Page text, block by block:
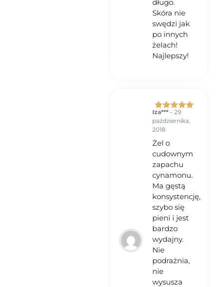
długo.
Skóra nie
swędzi jak
po innych
żelach!
Najlepszy!
Oceniono
na 5
Iza*** – 29
października,
2018
Żel o
cudownym
zapachu
cynamonu.
Ma gęstą
konsystencję,
szybo się
pieni i jest
bardzo
wydajny.
Nie
podrażnia,
nie
wysusza